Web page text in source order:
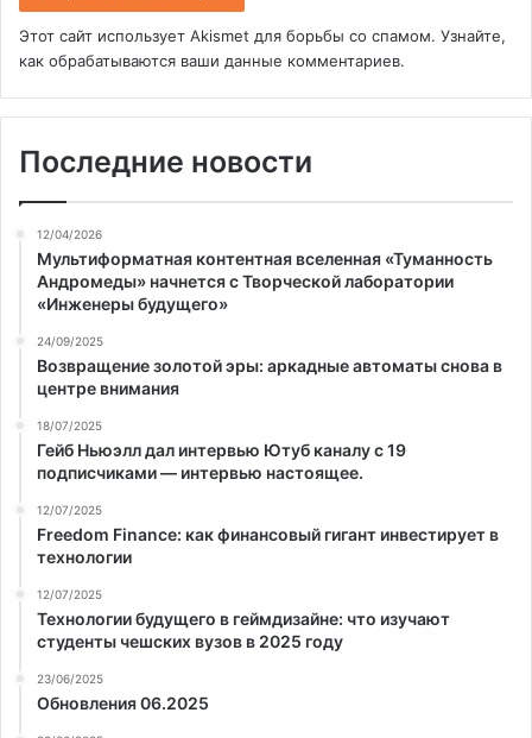
Этот сайт использует Akismet для борьбы со спамом. Узнайте,
как обрабатываются ваши данные комментариев.
Последние новости
12/04/2026
Мультиформатная контентная вселенная «Туманность
Андромеды» начнется с Творческой лаборатории
«Инженеры будущего»
24/09/2025
Возвращение золотой эры: аркадные автоматы снова в
центре внимания
18/07/2025
Гейб Ньюэлл дал интервью Ютуб каналу с 19
подписчиками — интервью настоящее.
12/07/2025
Freedom Finance: как финансовый гигант инвестирует в
технологии
12/07/2025
Технологии будущего в геймдизайне: что изучают
студенты чешских вузов в 2025 году
23/06/2025
Обновления 06.2025